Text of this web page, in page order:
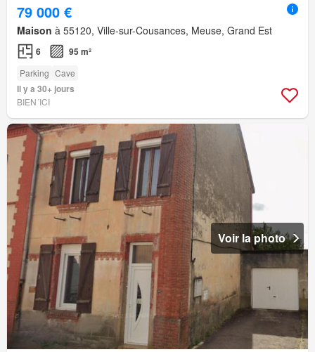
79 000 €
Maison à 55120, Ville-sur-Cousances, Meuse, Grand Est
6 95 m²
Parking Cave
Il y a 30+ jours
BIEN´ICI
Voir la photo